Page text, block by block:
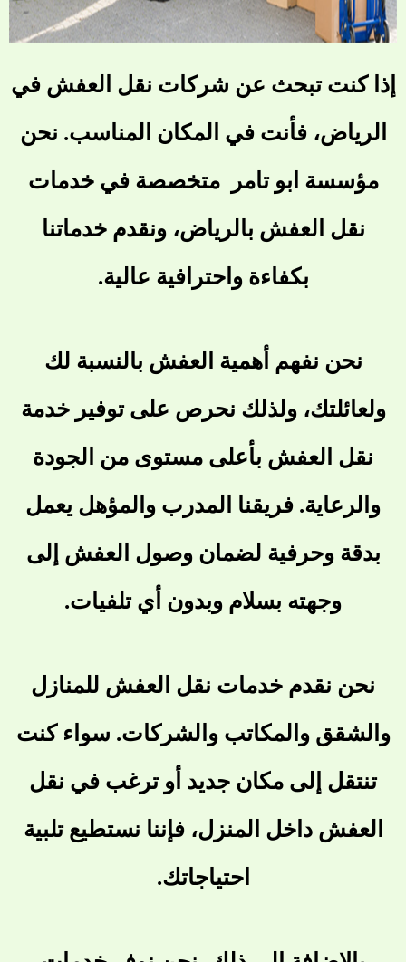
إذا كنت تبحث عن شركات نقل العفش في
الرياض، فأنت في المكان المناسب. نحن
مؤسسة ابو تامر متخصصة في خدمات
نقل العفش بالرياض، ونقدم خدماتنا
بكفاءة واحترافية عالية.
نحن نفهم أهمية العفش بالنسبة لك
ولعائلتك، ولذلك نحرص على توفير خدمة
نقل العفش بأعلى مستوى من الجودة
والرعاية. فريقنا المدرب والمؤهل يعمل
بدقة وحرفية لضمان وصول العفش إلى
وجهته بسلام وبدون أي تلفيات.
نحن نقدم خدمات نقل العفش للمنازل
والشقق والمكاتب والشركات. سواء كنت
تنتقل إلى مكان جديد أو ترغب في نقل
العفش داخل المنزل، فإننا نستطيع تلبية
احتياجاتك.